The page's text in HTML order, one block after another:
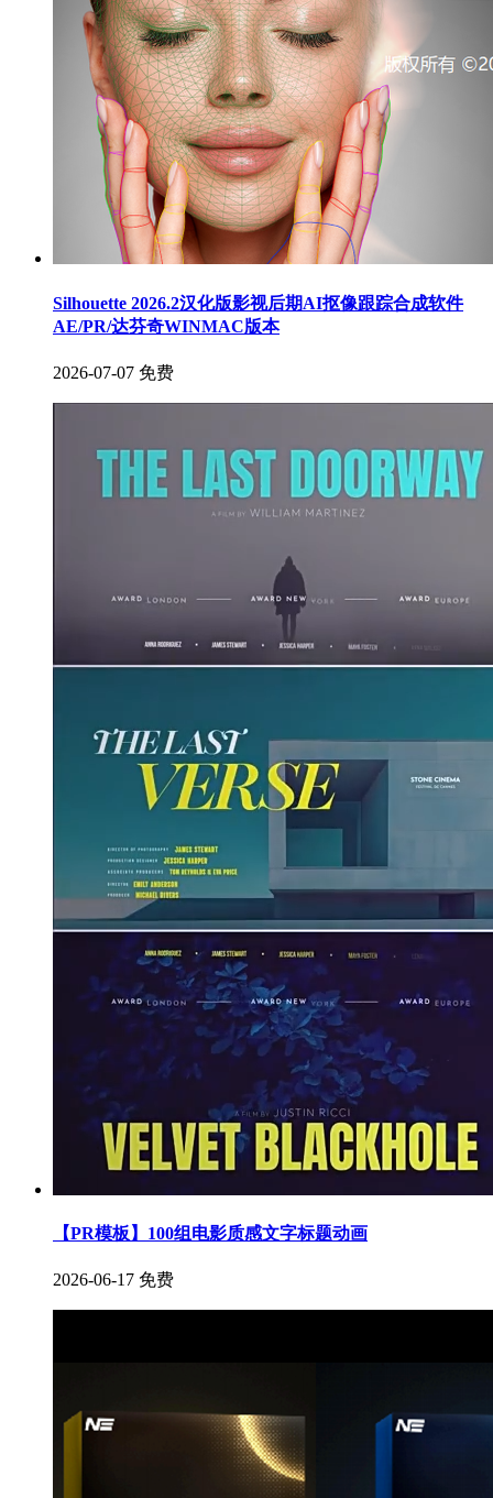
Silhouette 2026.2汉化版影视后期AI抠像跟踪合成软件
AE/PR/达芬奇WINMAC版本
2026-07-07 免费
【PR模板】100组电影质感文字标题动画
2026-06-17 免费